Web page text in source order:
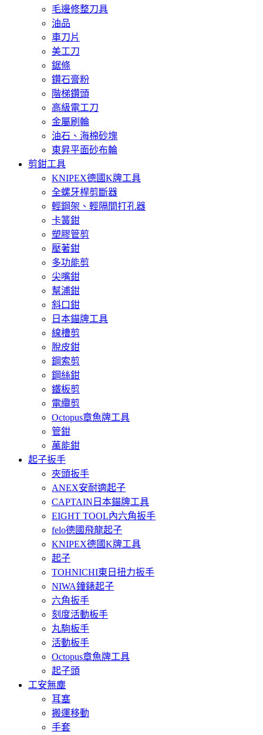
毛邊修整刀具
油品
車刀片
美工刀
鋸條
鑽石膏粉
階梯鑽頭
高級電工刀
金屬刷輪
油石、海棉砂塊
東昇平面砂布輪
剪鉗工具
KNIPEX德國K牌工具
全螺牙桿剪斷器
輕鋼架、輕隔間打孔器
卡簧鉗
塑膠管剪
壓著鉗
多功能剪
尖嘴鉗
幫浦鉗
斜口鉗
日本錨牌工具
線槽剪
脫皮鉗
鋼索剪
鋼絲鉗
鐵板剪
電纜剪
Octopus章魚牌工具
管鉗
萬能鉗
起子扳手
夾頭扳手
ANEX安耐適起子
CAPTAIN日本錨牌工具
EIGHT TOOL內六角扳手
felo德國飛龍起子
KNIPEX德國K牌工具
起子
TOHNICHI東日扭力扳手
NIWA鐘錶起子
六角扳手
刻度活動板手
丸駒板手
活動板手
Octopus章魚牌工具
起子頭
工安無塵
耳塞
搬運移動
手套